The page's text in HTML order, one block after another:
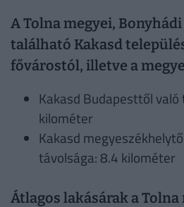
A Tolna megyei,
található Kakasd
fővárostól, illetve a
Kakasd Budapesttől
kilométer
Kakasd
távolsága: 8.4 kilométer
Átlagos lakásárak a